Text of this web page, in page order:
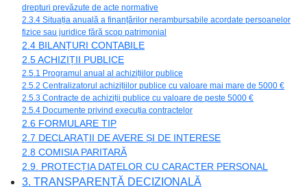
drepturi prevăzute de acte normative
2.3.4 Situația anuală a finanțărilor nerambursabile acordate persoanelor
fizice sau juridice fără scop patrimonial
2.4 BILANȚURI CONTABILE
2.5 ACHIZIȚII PUBLICE
2.5.1 Programul anual al achizițiilor publice
2.5.2 Centralizatorul achizițiilor publice cu valoare mai mare de 5000 €
2.5.3 Contracte de achiziții publice cu valoare de peste 5000 €
2.5.4 Documente privind execuția contractelor
2.6 FORMULARE TIP
2.7 DECLARAȚII DE AVERE ȘI DE INTERESE
2.8 COMISIA PARITARĂ
2.9. PROTECȚIA DATELOR CU CARACTER PERSONAL
3. TRANSPARENȚĂ DECIZIONALĂ